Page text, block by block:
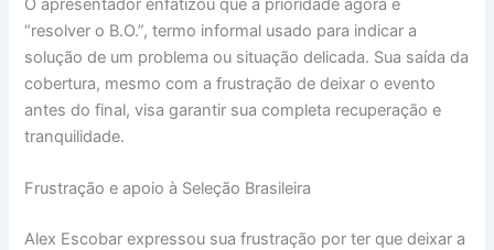
“resolver o B.O.”, termo informal usado para indicar a
solução de um problema ou situação delicada. Sua saída da
cobertura, mesmo com a frustração de deixar o evento
antes do final, visa garantir sua completa recuperação e
tranquilidade.
Frustração e apoio à Seleção Brasileira
Alex Escobar expressou sua frustração por ter que deixar a